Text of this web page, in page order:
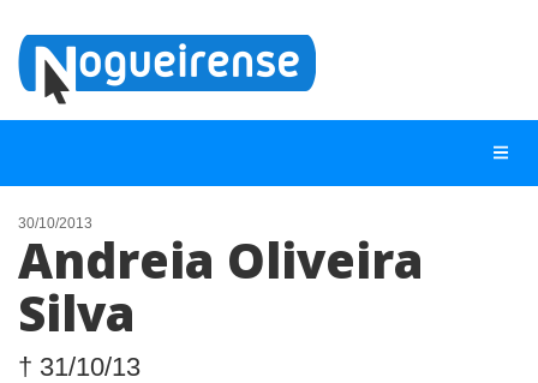
NOTÍCIAS
LISTA DIGITAL
30/10/2013
Andreia Oliveira
Silva
† 31/10/13